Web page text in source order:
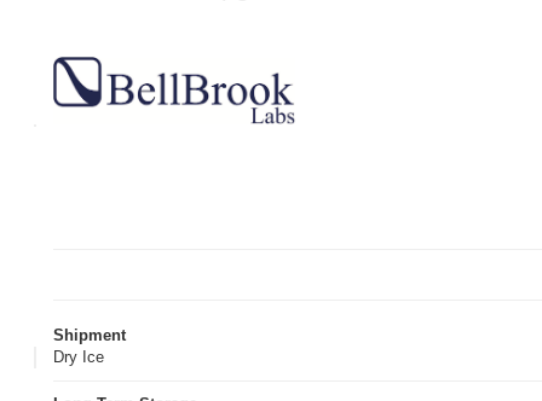
Shipment
Dry Ice